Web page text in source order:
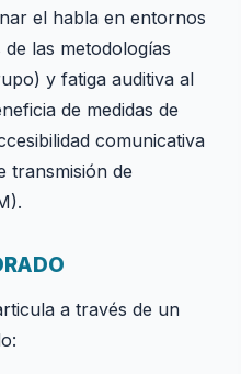
el habla en entornos
las metodologías
y fatiga auditiva al
de medidas de
comunicativa
transmisión de
a través de un